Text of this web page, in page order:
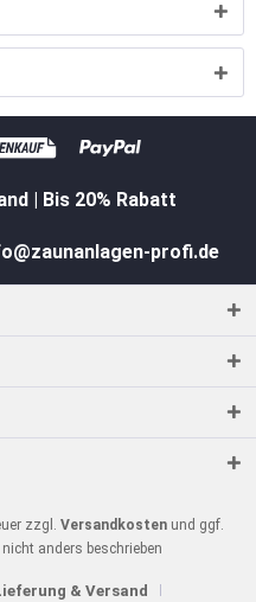
| Bis 20% Rabatt
profi.de
zzgl. Versandkostenund ggf.
anders beschrieben
& Versand